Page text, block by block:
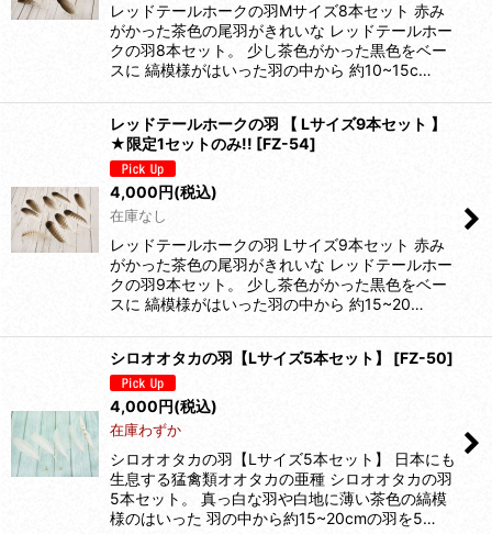
レッドテールホークの羽Mサイズ8本セット 赤み
がかった茶色の尾羽がきれいな レッドテールホー
クの羽8本セット。 少し茶色がかった黒色をベー
スに 縞模様がはいった羽の中から 約10~15c…
レッドテールホークの羽 【 Lサイズ9本セット 】
★限定1セットのみ!! [FZ-54]
4,000円(税込)
在庫なし
レッドテールホークの羽 Lサイズ9本セット 赤み
がかった茶色の尾羽がきれいな レッドテールホー
クの羽9本セット。 少し茶色がかった黒色をベー
スに 縞模様がはいった羽の中から 約15~20…
シロオオタカの羽【Lサイズ5本セット】 [FZ-50]
4,000円(税込)
在庫わずか
シロオオタカの羽【Lサイズ5本セット】 日本にも
生息する猛禽類オオタカの亜種 シロオオタカの羽
5本セット。 真っ白な羽や白地に薄い茶色の縞模
様のはいった 羽の中から約15~20cmの羽を5…